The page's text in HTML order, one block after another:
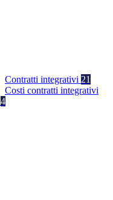
Contratti integrativi 21
Costi contratti integrativi
4